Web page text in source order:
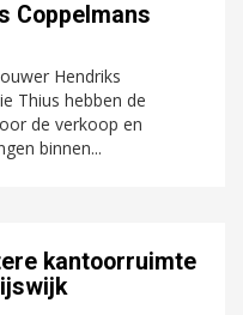
Coppelmans
Hendriks
Thius hebben de
de verkoop en
binnen...
kantoorruimte